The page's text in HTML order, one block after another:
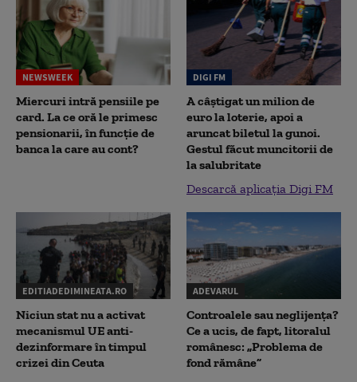
NEWSWEEK
Miercuri intră pensiile pe
card. La ce oră le primesc
pensionarii, în funcție de
banca la care au cont?
DIGI FM
A câștigat un milion de
euro la loterie, apoi a
aruncat biletul la gunoi.
Gestul făcut muncitorii de
la salubritate
Descarcă aplicația Digi FM
EDITIADEDIMINEATA.RO
Niciun stat nu a activat
mecanismul UE anti-
dezinformare în timpul
crizei din Ceuta
ADEVARUL
Controalele sau neglijența?
Ce a ucis, de fapt, litoralul
românesc: „Problema de
fond rămâne”